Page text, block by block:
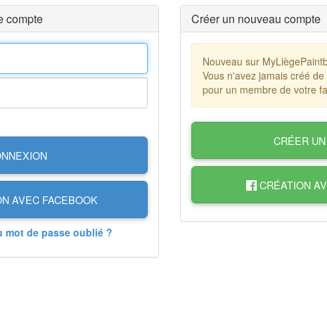
compte
AVEC FACEBOOK
mot de passe oublié ?
Créer un nouveau compte
Nouveau sur
Vous n'avez jamais créé
pour un membre de votre
CRÉER
CRÉATION